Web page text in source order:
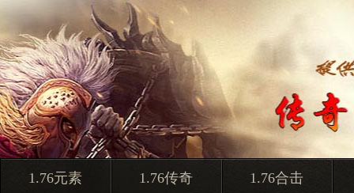
1.76元素 1.76传奇 1.76合击